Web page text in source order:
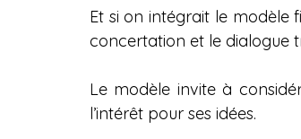
Et si on intégrait le modèle
concertation et le dialogue
Le modèle invite à
l’intérêt pour ses idées.